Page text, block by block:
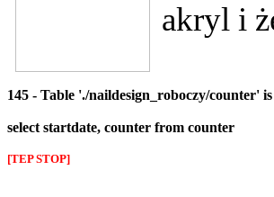
akryl i
145 - Table './naildesign_roboczy/counter'
select startdate, counter from counter
[TEP STOP]